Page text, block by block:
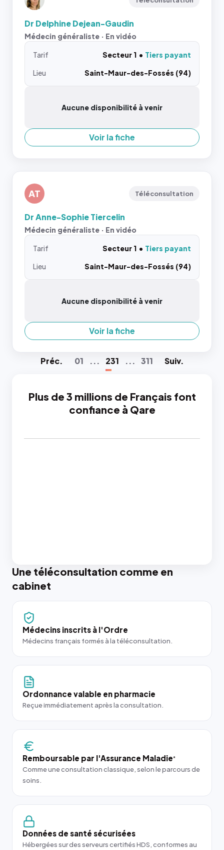
Dr Delphine Dejean-Gaudin
Médecin généraliste · En vidéo
Tarif Secteur 1
Tiers payant
Lieu
Saint-Maur-des-Fossés (94)
Aucune disponibilité à venir
Voir la fiche
AT Téléconsultation
Dr Anne-Sophie Tiercelin
Médecin généraliste · En vidéo
Tarif Secteur 1
Tiers payant
Lieu
Saint-Maur-des-Fossés (94)
Aucune disponibilité à venir
Voir la fiche
Préc. 01 ... 231 ... 311 Suiv.
Plus de 3 millions de Français font
confiance à Qare
Une téléconsultation comme en
cabinet
Médecins inscrits à l'Ordre
Médecins français formés à la téléconsultation.
Ordonnance valable en pharmacie
Reçue immédiatement après la consultation.
Remboursable par l'Assurance Maladie*
Comme une consultation classique, selon le parcours de
soins.
Données de santé sécurisées
Hébergées sur des serveurs certifiés HDS, conformes au